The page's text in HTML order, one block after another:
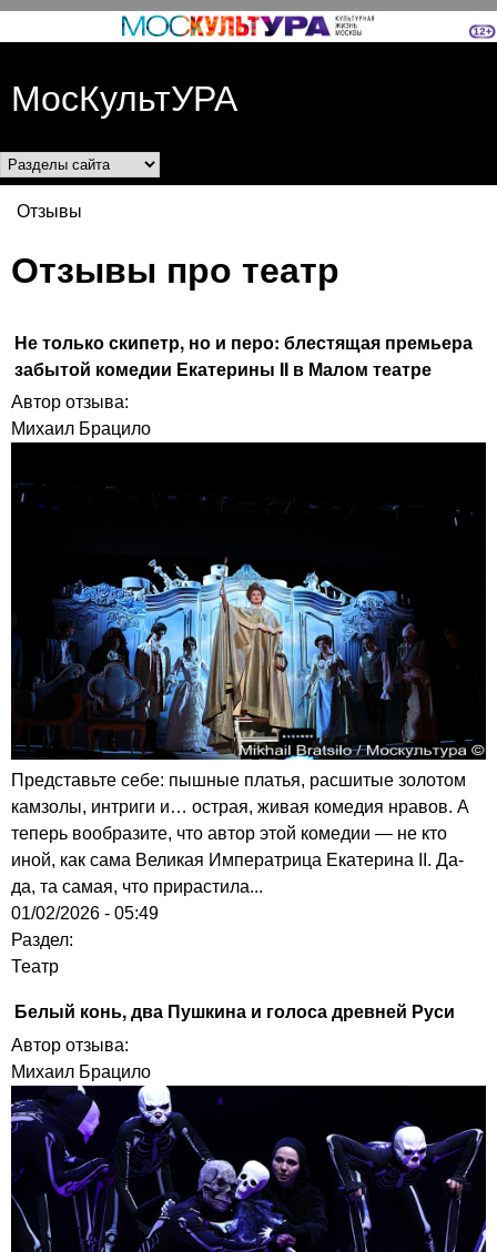
Перейти к основному
МосКультУРА
Разделы сайта
Вы здесь
Отзывы
Отзывы про театр
Не только скипетр, но и перо: блестящая премьера
забытой комедии Екатерины II в Малом театре
Автор отзыва:
Михаил Брацило
Представьте себе: пышные платья, расшитые золотом
камзолы, интриги и… острая, живая комедия нравов. А
теперь вообразите, что автор этой комедии — не кто
иной, как сама Великая Императрица Екатерина II. Да-
да, та самая, что прирастила...
01/02/2026 - 05:49
Раздел:
Театр
Белый конь, два Пушкина и голоса древней Руси
Автор отзыва:
Михаил Брацило